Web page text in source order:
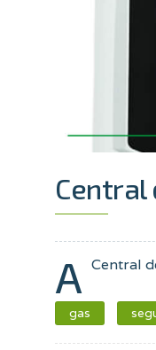
Central
A Central
gas